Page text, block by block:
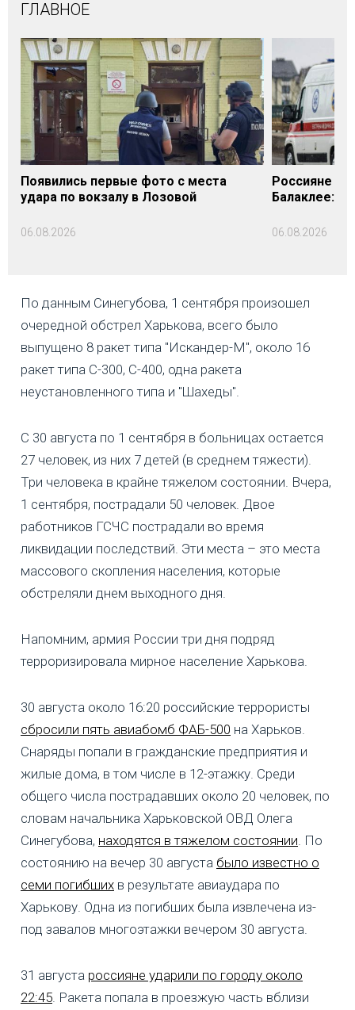
ГЛАВНОЕ
Появились первые фото с места
удара по вокзалу в Лозовой
06.08.2026
Россияне
Балаклее:
06.08.2026
По данным Синегубова, 1 сентября произошел
очередной обстрел Харькова, всего было
выпущено 8 ракет типа "Искандер-М", около 16
ракет типа С-300, С-400, одна ракета
неустановленного типа и "Шахеды".
С 30 августа по 1 сентября в больницах остается
27 человек, из них 7 детей (в среднем тяжести).
Три человека в крайне тяжелом состоянии. Вчера,
1 сентября, пострадали 50 человек. Двое
работников ГСЧС пострадали во время
ликвидации последствий. Эти места – это места
массового скопления населения, которые
обстреляли днем выходного дня.
Напомним, армия России три дня подряд
терроризировала мирное население Харькова.
30 августа около 16:20 российские террористы
сбросили пять авиабомб ФАБ-500 на Харьков.
Снаряды попали в гражданские предприятия и
жилые дома, в том числе в 12-этажку. Среди
общего числа пострадавших около 20 человек, по
словам начальника Харьковской ОВД Олега
Синегубова, находятся в тяжелом состоянии. По
состоянию на вечер 30 августа было известно о
семи погибших в результате авиаудара по
Харькову. Одна из погибших была извлечена из-
под завалов многоэтажки вечером 30 августа.
31 августа россияне ударили по городу около
22:45. Ракета попала в проезжую часть вблизи